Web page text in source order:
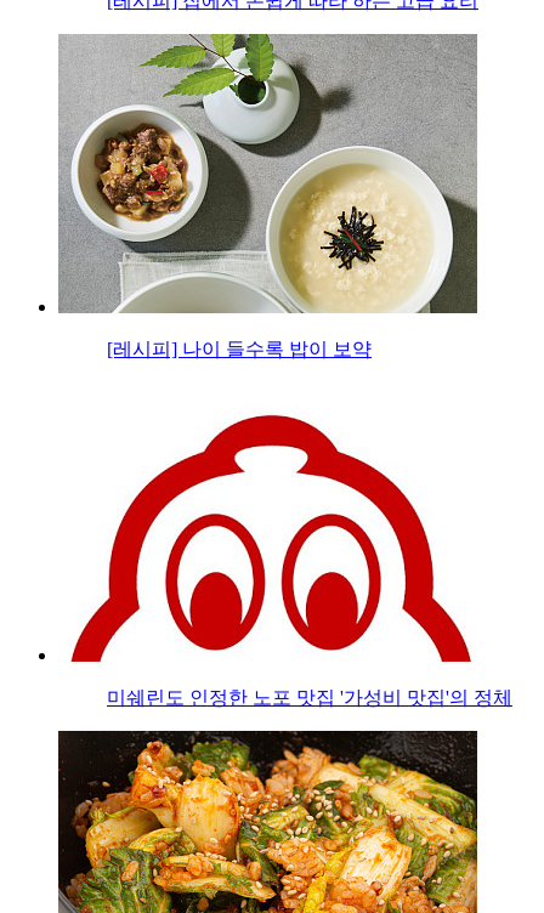
[레시피] 나이 들수록 밥이 보약
미쉐린도 인정한 노포 맛집 '가성비 맛집'의 정체